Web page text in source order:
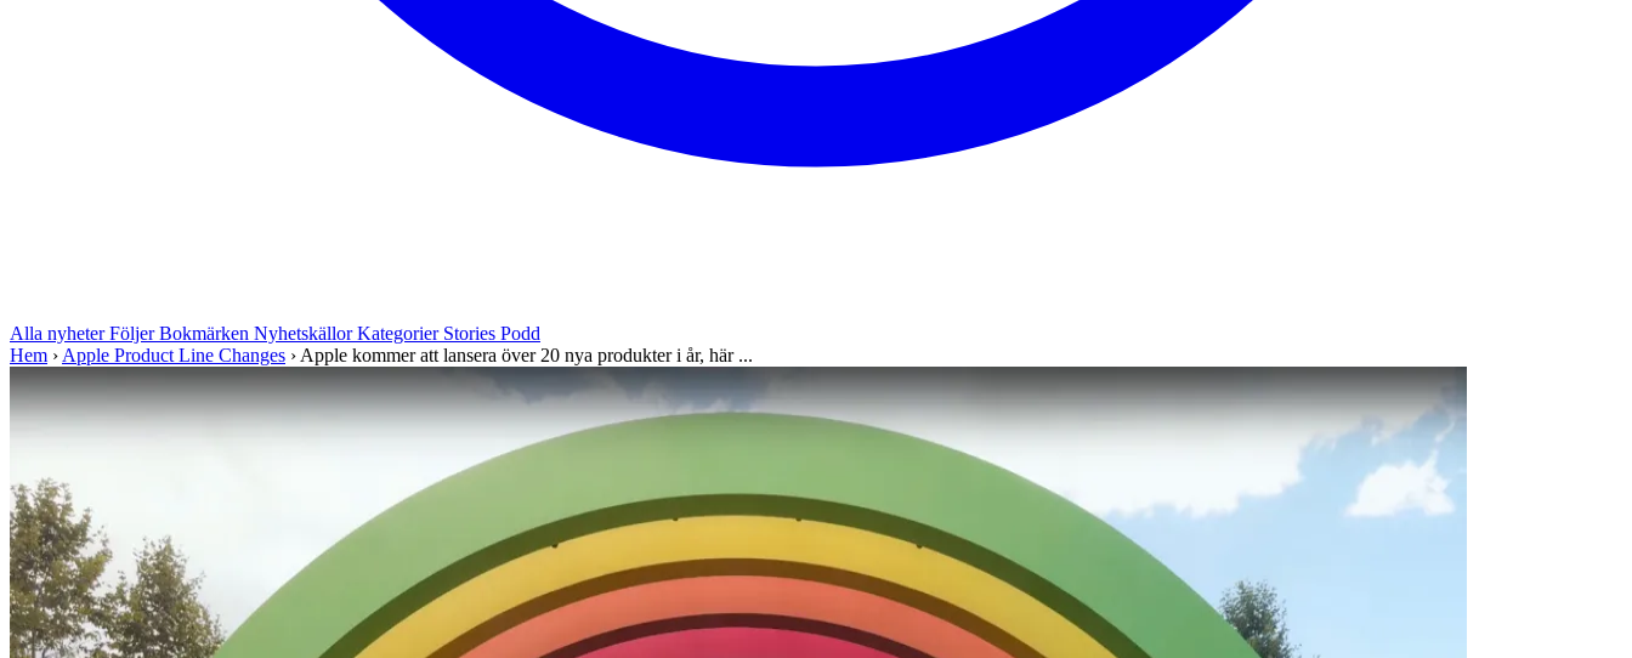
Alla nyheterFöljerBokmärken NyhetskällorKategorier Stories Podd
Hem › Apple Product Line Changes › Apple kommer att lansera över 20 nya produkter i år, här ...